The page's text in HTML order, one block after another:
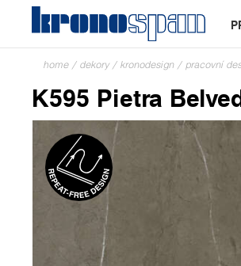
home / dekory / kronodesign / pracovní
K595 Pietra